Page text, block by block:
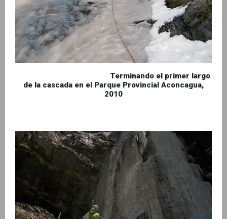
Terminando el primer largo
de la cascada en el Parque Provincial Aconcagua,
2010